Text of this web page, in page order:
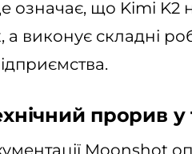
означає, що Kimi K2
а виконує складні
прорив у
Moonshot